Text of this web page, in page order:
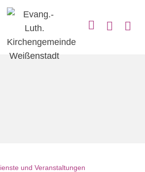
und Veranstaltungen